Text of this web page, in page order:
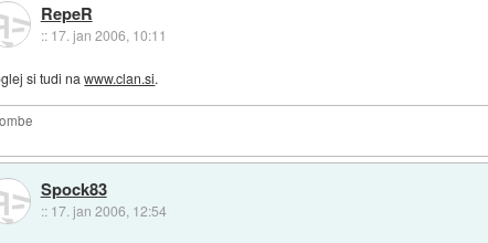
RepeR
:: 17. jan 2006, 10:11
si tudi nawww.clan.si.
Spock83
:: 17. jan 2006, 12:54